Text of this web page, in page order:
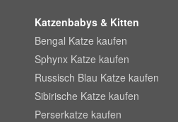
Katzenbabys & Kitten
Bengal Katze kaufen
Sphynx Katze kaufen
Russisch Blau Katze kaufen
Sibirische Katze kaufen
Perserkatze kaufen